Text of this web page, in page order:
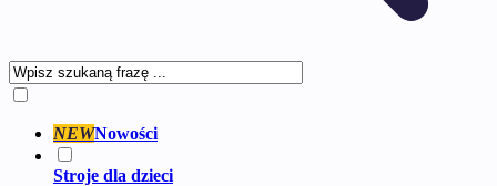
NEWNowości
Stroje dla dzieci